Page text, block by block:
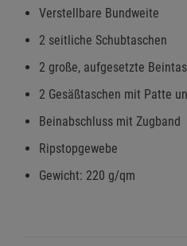
Verstellbare Bundweite
2 seitliche Schubtaschen
2 große, aufgesetzte
2 Gesäßtaschen mit Patte
Beinabschluss mit Zugband
Ripstopgewebe
Gewicht: 220 g/qm